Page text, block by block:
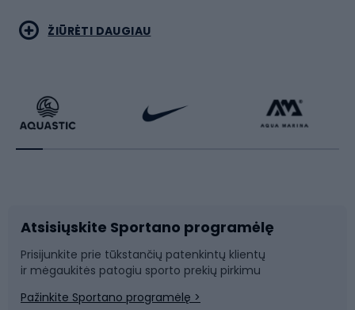
Bėgimas
Dviratininkų apranga
Dviračių dalys
Laipiojimas
Koviniai sportai
Rakečių sportas
Rogutės ir čiuožynės
Snieglenčių sportas
ŽIŪRĖTI DAUGIAU
Atsisiųskite Sportano programėlę
Prisijunkite prie tūkstančių patenkintų klientų
ir mėgaukitės patogiu sporto prekių pirkimu
Pažinkite Sportano programėlę >